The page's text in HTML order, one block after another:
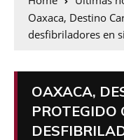
Oaxaca, Destino
desfibriladores en
OAXACA,
PROTEGIDO